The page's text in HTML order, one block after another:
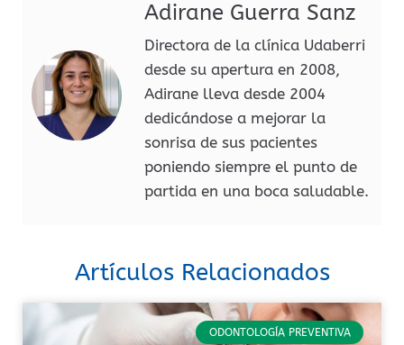
Adirane Guerra Sanz
Directora de la clínica Udaberri
desde su apertura en 2008,
Adirane lleva desde 2004
dedicándose a mejorar la
sonrisa de sus pacientes
poniendo siempre el punto de
partida en una boca saludable.
Artículos Relacionados
ODONTOLOGÍA PREVENTIVA